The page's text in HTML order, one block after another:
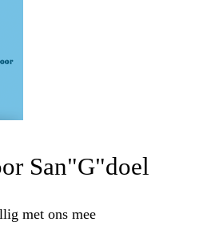
San"G"doel
met ons mee